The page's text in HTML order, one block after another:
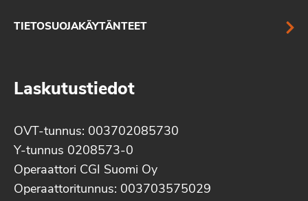
TIETOSUOJAKÄYTÄNTEET
Laskutustiedot
OVT-tunnus: 003702085730
Y-tunnus 0208573-0
Operaattori CGI Suomi Oy
Operaattoritunnus: 003703575029